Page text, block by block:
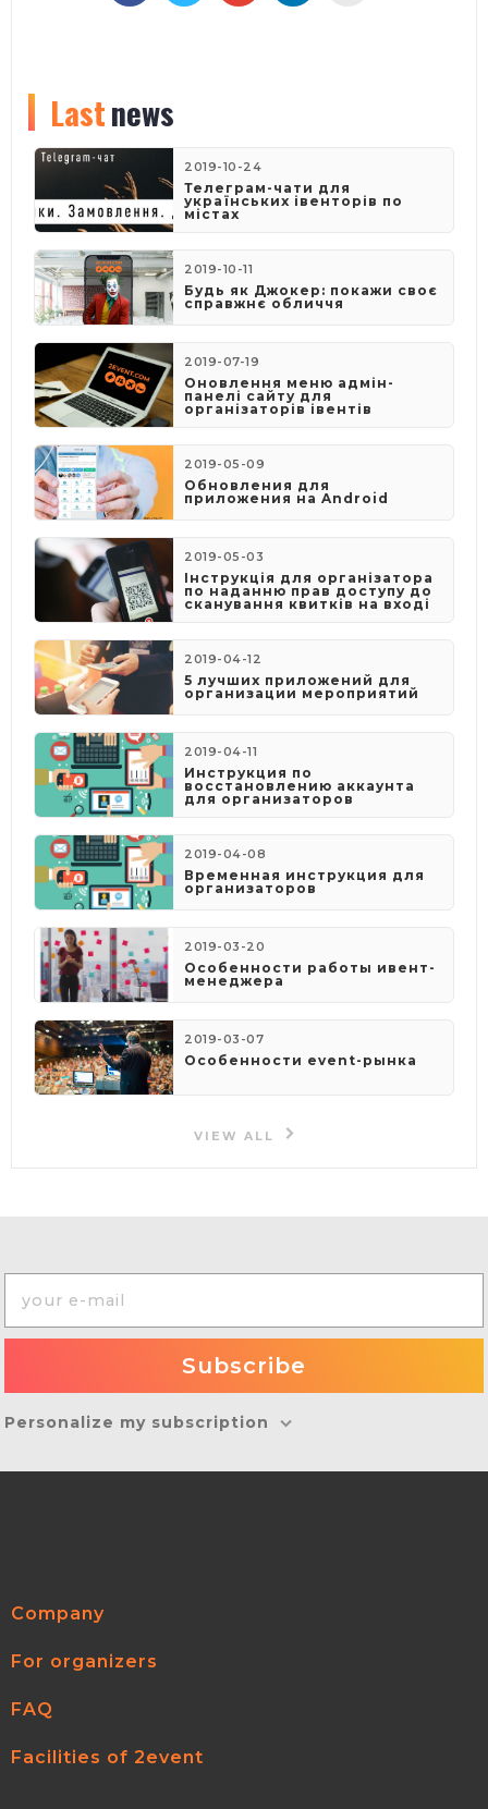
Lastnews
2019-10-24
Телеграм-чати для
українських івенторів по
містах
2019-10-11
Будь як Джокер: покажи своє
справжнє обличчя
2019-07-19
Оновлення меню адмін-
панелі сайту для
організаторів івентів
2019-05-09
​Обновления для
приложения на Android
2019-05-03
​Інструкція для організатора
по наданню прав доступу до
сканування квитків на вході
2019-04-12
5 лучших приложений для
организации мероприятий
2019-04-11
Инструкция по
восстановлению аккаунта
для организаторов
2019-04-08
​Временная инструкция для
организаторов
2019-03-20
Особенности работы ивент-
менеджера
2019-03-07
Особенности event-рынка
VIEW ALL
Personalize my subscription
Company
For organizers
FAQ
Facilities of 2event